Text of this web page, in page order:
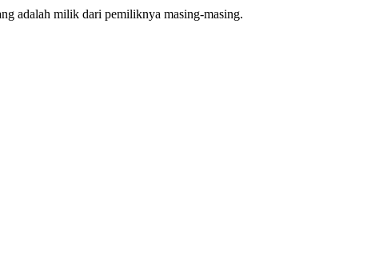
adalah milik dari pemiliknya masing-masing.